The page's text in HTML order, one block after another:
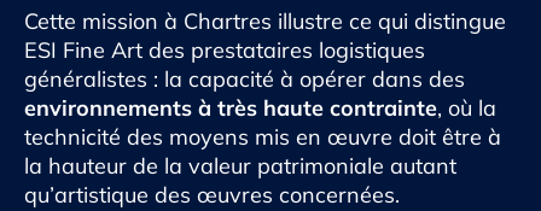
Cette mission à Chartres illustre ce qui distingue
ESI Fine Art des prestataires logistiques
généralistes : la capacité à opérer dans des
environnements à très haute contrainte, où la
technicité des moyens mis en œuvre doit être à
la hauteur de la valeur patrimoniale autant
qu’artistique des œuvres concernées.